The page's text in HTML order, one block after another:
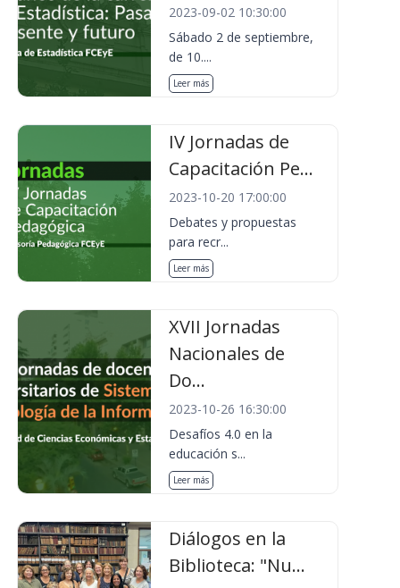
2023-09-02 10:30:00
Sábado 2 de septiembre,
de 10....
Leer más
IV Jornadas de
Capacitación Pe...
2023-10-20 17:00:00
Debates y propuestas
para recr...
Leer más
XVII Jornadas
Nacionales de
Do...
2023-10-26 16:30:00
Desafíos 4.0 en la
educación s...
Leer más
Diálogos en la
Biblioteca: "Nu...